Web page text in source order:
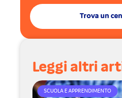
Trova un
Leggi altri
SCUOLA E APPRENDIMENTO